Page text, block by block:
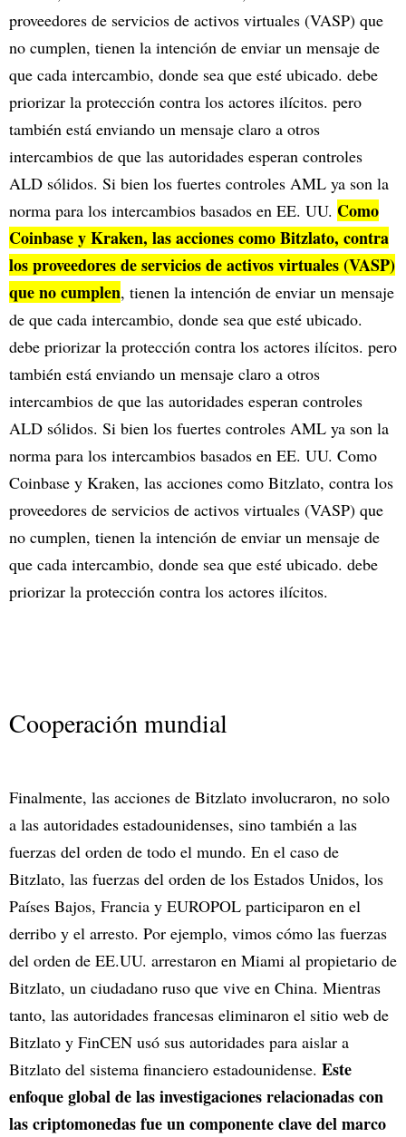
proveedores de servicios de activos virtuales (VASP) que
no cumplen, tienen la intención de enviar un mensaje de
que cada intercambio, donde sea que esté ubicado. debe
priorizar la protección contra los actores ilícitos. pero
también está enviando un mensaje claro a otros
intercambios de que las autoridades esperan controles
ALD sólidos. Si bien los fuertes controles AML ya son la
norma para los intercambios basados en EE. UU. Como
Coinbase y Kraken, las acciones como Bitzlato, contra
los proveedores de servicios de activos virtuales (VASP)
que no cumplen, tienen la intención de enviar un mensaje
de que cada intercambio, donde sea que esté ubicado.
debe priorizar la protección contra los actores ilícitos. pero
también está enviando un mensaje claro a otros
intercambios de que las autoridades esperan controles
ALD sólidos. Si bien los fuertes controles AML ya son la
norma para los intercambios basados en EE. UU. Como
Coinbase y Kraken, las acciones como Bitzlato, contra los
proveedores de servicios de activos virtuales (VASP) que
no cumplen, tienen la intención de enviar un mensaje de
que cada intercambio, donde sea que esté ubicado. debe
priorizar la protección contra los actores ilícitos.
Cooperación mundial
Finalmente, las acciones de Bitzlato involucraron, no solo
a las autoridades estadounidenses, sino también a las
fuerzas del orden de todo el mundo. En el caso de
Bitzlato, las fuerzas del orden de los Estados Unidos, los
Países Bajos, Francia y EUROPOL participaron en el
derribo y el arresto. Por ejemplo, vimos cómo las fuerzas
del orden de EE.UU. arrestaron en Miami al propietario de
Bitzlato, un ciudadano ruso que vive en China. Mientras
tanto, las autoridades francesas eliminaron el sitio web de
Bitzlato y FinCEN usó sus autoridades para aislar a
Bitzlato del sistema financiero estadounidense. Este
enfoque global de las investigaciones relacionadas con
las criptomonedas fue un componente clave del marco